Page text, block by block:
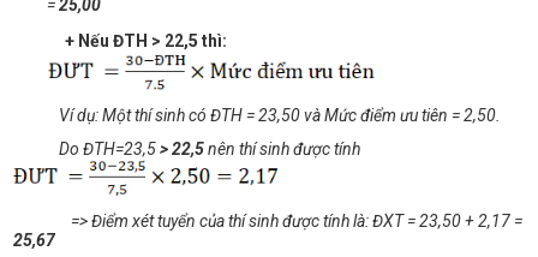
=25,00
+ Nếu ĐTH > 22,5 thì:
Ví dụ: Một thí sinh có ĐTH = 23,50và Mức điểm ưu tiên = 2,50.
Do ĐTH=23,5> 22,5nên thí sinh được tính
=> Điểm xét tuyển của thí sinh được tính là: ĐXT = 23,50+ 2,17 =
25,67